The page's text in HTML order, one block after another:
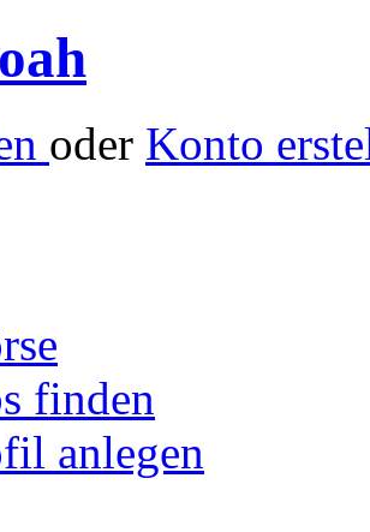
oder Konto
finden
anlegen